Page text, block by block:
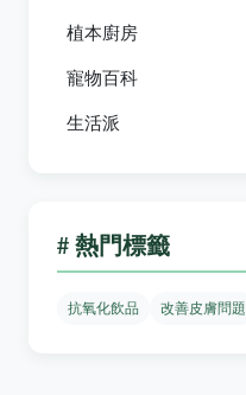
植本廚房
寵物百科
生活派
# 熱門標籤
抗氧化飲品 改善皮膚問題